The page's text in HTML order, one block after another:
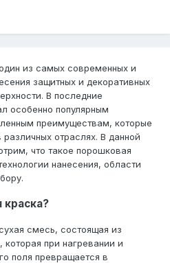
из самых современных и
защитных и декоративных
В последние
особенно популярным
преимуществам, которые
отраслях. В данной
что такое порошковая
нанесения, области
краска?
смесь, состоящая из
при нагревании и
поля превращается в